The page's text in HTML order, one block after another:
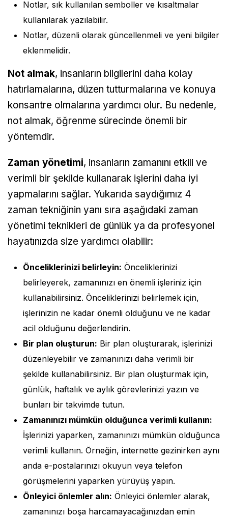
Notlar, sık kullanılan semboller ve kısaltmalar
kullanılarak yazılabilir.
Notlar, düzenli olarak güncellenmeli ve yeni bilgiler
eklenmelidir.
Not almak, insanların bilgilerini daha kolay
hatırlamalarına, düzen tutturmalarına ve konuya
konsantre olmalarına yardımcı olur. Bu nedenle,
not almak, öğrenme sürecinde önemli bir
yöntemdir.
Zaman yönetimi, insanların zamanını etkili ve
verimli bir şekilde kullanarak işlerini daha iyi
yapmalarını sağlar. Yukarıda saydığımız 4
zaman tekniğinin yanı sıra aşağıdaki zaman
yönetimi teknikleri de günlük ya da profesyonel
hayatınızda size yardımcı olabilir:
Önceliklerinizi belirleyin: Önceliklerinizi
belirleyerek, zamanınızı en önemli işleriniz için
kullanabilirsiniz. Önceliklerinizi belirlemek için,
işlerinizin ne kadar önemli olduğunu ve ne kadar
acil olduğunu değerlendirin.
Bir plan oluşturun: Bir plan oluşturarak, işlerinizi
düzenleyebilir ve zamanınızı daha verimli bir
şekilde kullanabilirsiniz. Bir plan oluşturmak için,
günlük, haftalık ve aylık görevlerinizi yazın ve
bunları bir takvimde tutun.
Zamanınızı mümkün olduğunca verimli kullanın:
İşlerinizi yaparken, zamanınızı mümkün olduğunca
verimli kullanın. Örneğin, internette gezinirken aynı
anda e-postalarınızı okuyun veya telefon
görüşmelerini yaparken yürüyüş yapın.
Önleyici önlemler alın: Önleyici önlemler alarak,
zamanınızı boşa harcamayacağınızdan emin